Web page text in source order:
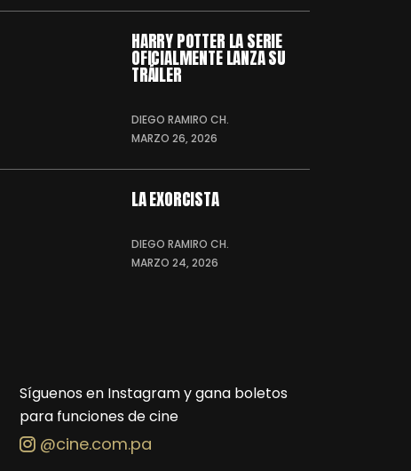
HARRY POTTER LA SERIE
OFICIALMENTE LANZA SU
TRÁILER
DIEGO RAMIRO CH.
MARZO 26, 2026
LA EXORCISTA
DIEGO RAMIRO CH.
MARZO 24, 2026
Síguenos en Instagram y gana boletos
para funciones de cine
@cine.com.pa